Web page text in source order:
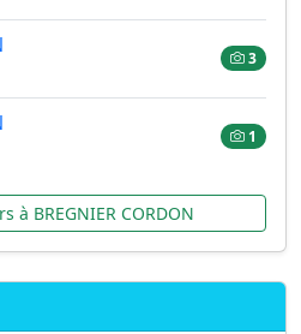
3
1
à BREGNIER CORDON